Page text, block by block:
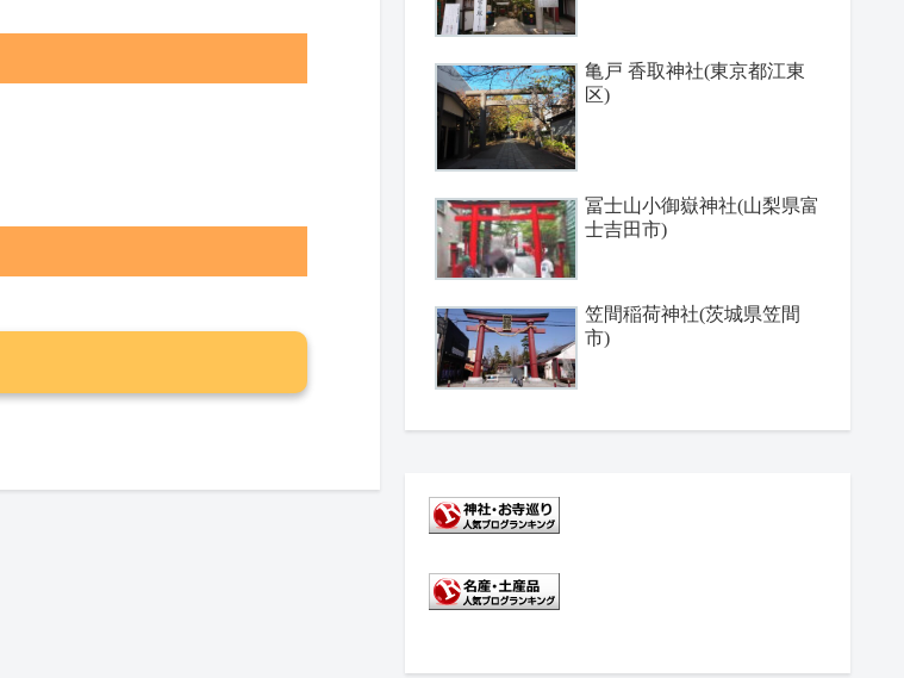
亀戸 香取神社(東京都江東
区)
冨士山小御嶽神社(山梨県富
士吉田市)
笠間稲荷神社(茨城県笠間
市)